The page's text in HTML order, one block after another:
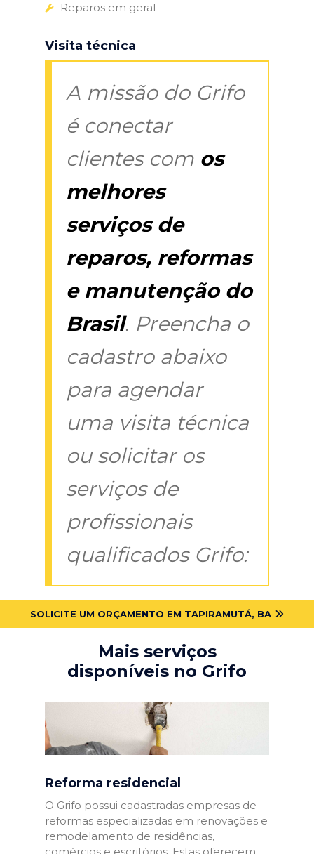
Reparos em geral
Visita técnica
A missão do Grifo
é conectar
clientes com os
melhores
serviços de
reparos, reformas
e manutenção do
Brasil. Preencha o
cadastro abaixo
para agendar
uma visita técnica
ou solicitar os
serviços de
profissionais
qualificados Grifo:
SOLICITE UM ORÇAMENTO EM TAPIRAMUTÁ, BA
Mais serviços
disponíveis no Grifo
Reforma residencial
O Grifo possui cadastradas empresas de
reformas especializadas em renovações e
remodelamento de residências,
comércios e escritórios. Estas oferecem